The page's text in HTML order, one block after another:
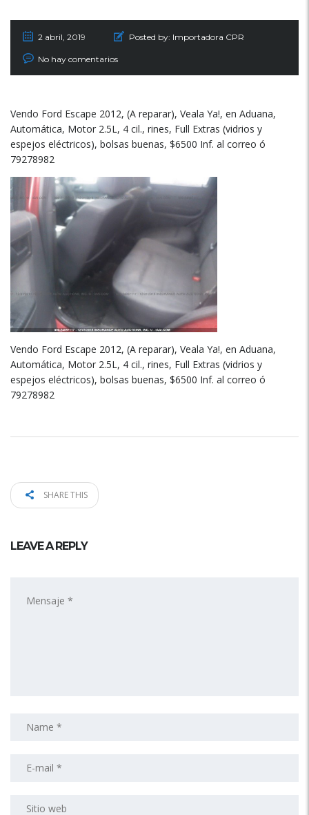
2 abril, 2019 Posted by: Importadora CPR
No hay comentarios
Vendo Ford Escape 2012, (A reparar), Veala Ya!, en Aduana,
Automática, Motor 2.5L, 4 cil., rines, Full Extras (vidrios y
espejos eléctricos), bolsas buenas, $6500 Inf. al correo ó
79278982
Vendo Ford Escape 2012, (A reparar), Veala Ya!, en Aduana,
Automática, Motor 2.5L, 4 cil., rines, Full Extras (vidrios y
espejos eléctricos), bolsas buenas, $6500 Inf. al correo ó
79278982
SHARE THIS
LEAVE A REPLY